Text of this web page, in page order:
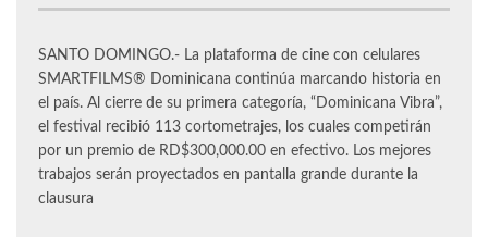
SANTO DOMINGO.- La plataforma de cine con celulares
SMARTFILMS®️ Dominicana continúa marcando historia en
el país. Al cierre de su primera categoría, “Dominicana Vibra”,
el festival recibió 113 cortometrajes, los cuales competirán
por un premio de RD$300,000.00 en efectivo. Los mejores
trabajos serán proyectados en pantalla grande durante la
clausura